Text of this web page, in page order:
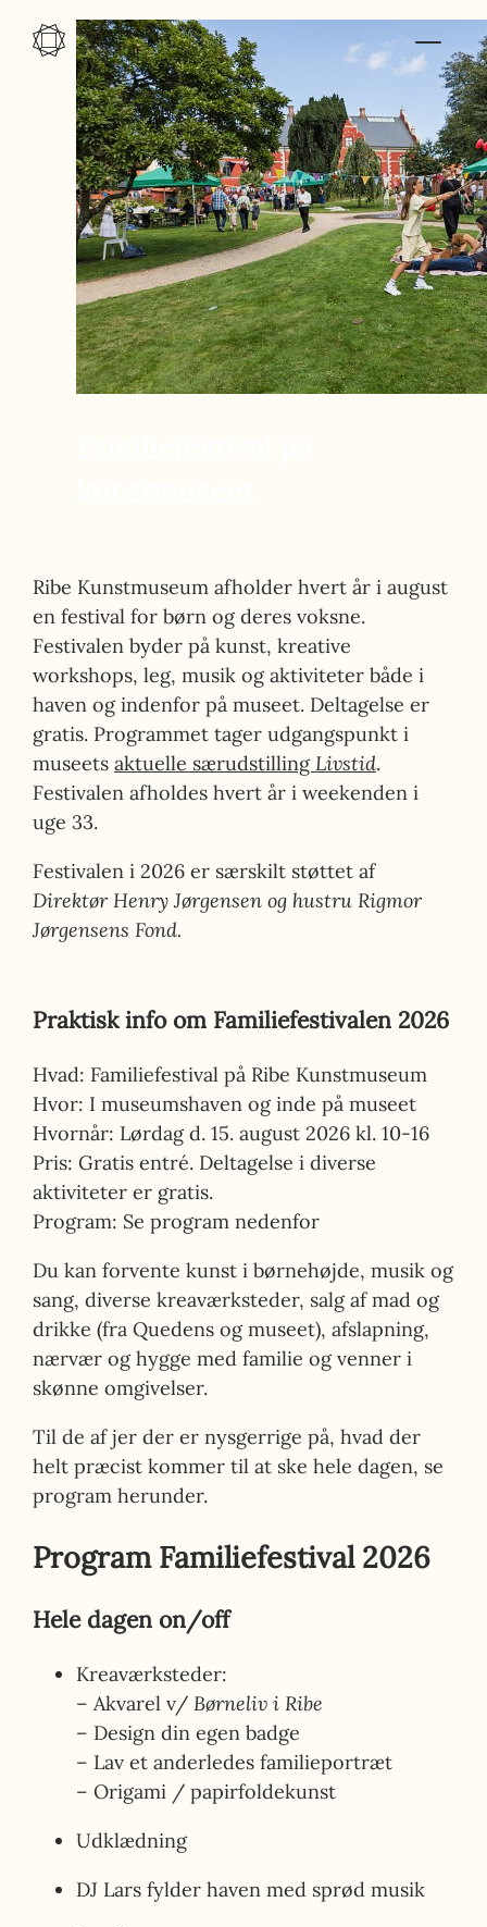
Gå til indhold
Ribe Kunstmuseum afholder hvert år i august
en festival for børn og deres voksne.
Festivalen byder på kunst, kreative
workshops, leg, musik og aktiviteter både i
haven og indenfor på museet. Deltagelse er
gratis. Programmet tager udgangspunkt i
museets aktuelle særudstillingLivstid.
Festivalen afholdes hvert år i weekenden i
uge 33.
Festivalen i 2026 er særskilt støttet af
Direktør Henry Jørgensen og hustru Rigmor
Jørgensens Fond.
Praktisk info om Familiefestivalen 2026
Hvad: Familiefestival på Ribe Kunstmuseum
Hvor: I museumshaven og inde på museet
Hvornår: Lørdag d. 15. august 2026 kl. 10-16
Pris: Gratis entré. Deltagelse i diverse
aktiviteter er gratis.
Program: Se program nedenfor
Du kan forvente kunst i børnehøjde, musik og
sang, diverse kreaværksteder, salg af mad og
drikke (fra Quedens og museet), afslapning,
nærvær og hygge med familie og venner i
skønne omgivelser.
Til de af jer der er nysgerrige på, hvad der
helt præcist kommer til at ske hele dagen, se
program herunder.
Program Familiefestival 2026
Hele dagen on/off
Kreaværksteder:
– Akvarel v/ Børneliv i Ribe
– Design din egen badge
– Lav et anderledes familieportræt
– Origami / papirfoldekunst
Udklædning
DJ Lars fylder haven med sprød musik